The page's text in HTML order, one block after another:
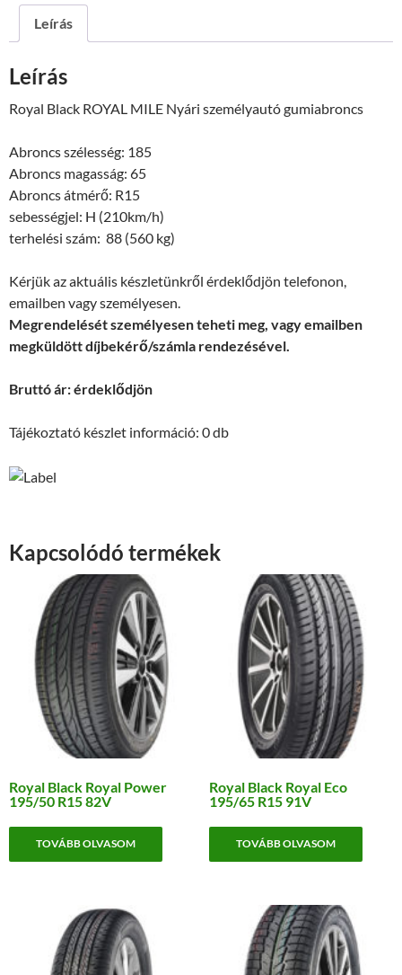
Leírás
Leírás
Royal Black ROYAL MILE Nyári személyautó gumiabroncs
Abroncs szélesség: 185
Abroncs magasság: 65
Abroncs átmérő: R15
sebességjel: H (210km/h)
terhelési szám: 88 (560 kg)
Kérjük az aktuális készletünkről érdeklődjön telefonon,
emailben vagy személyesen.
Megrendelését személyesen teheti meg, vagy emailben
megküldött díjbekérő/számla rendezésével.
Bruttó ár: érdeklődjön
Tájékoztató készlet információ: 0 db
Kapcsolódó termékek
Royal Black Royal Power
195/50 R15 82V
TOVÁBB OLVASOM
Royal Black Royal Eco
195/65 R15 91V
TOVÁBB OLVASOM